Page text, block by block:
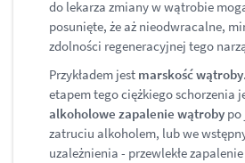
do lekarza zmiany w wątrobie
posunięte, że aż nieodwracalne,
zdolności regeneracyjnej tego
Przykładem jest marskość wątroby
etapem tego ciężkiego schorzenia
alkoholowe zapalenie wątroby po
zatruciu alkoholem, lub we
uzależnienia - przewlekłe